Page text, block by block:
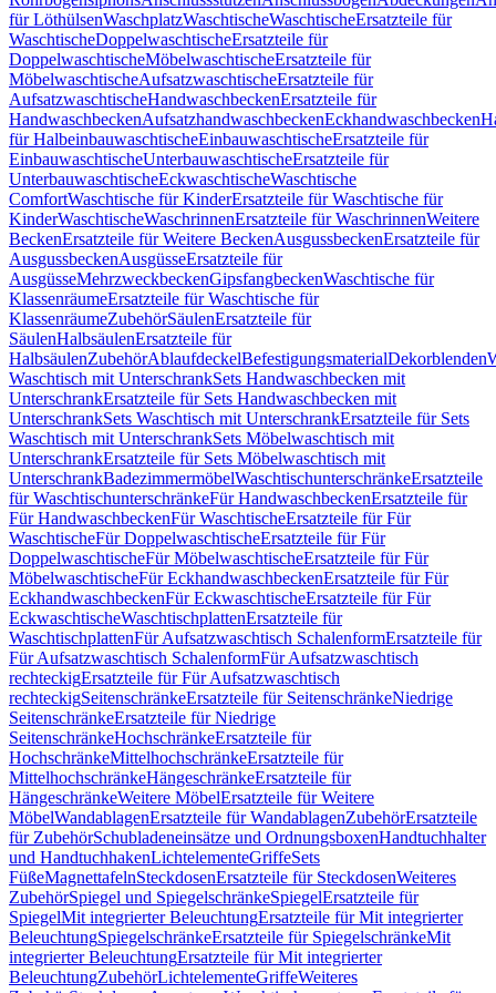
für LöthülsenWaschplatzWaschtischeWaschtischeErsatzteile für
WaschtischeDoppelwaschtischeErsatzteile für
DoppelwaschtischeMöbelwaschtischeErsatzteile für
MöbelwaschtischeAufsatzwaschtischeErsatzteile für
AufsatzwaschtischeHandwaschbeckenErsatzteile für
HandwaschbeckenAufsatzhandwaschbeckenEckhandwaschbecken
für HalbeinbauwaschtischeEinbauwaschtischeErsatzteile für
EinbauwaschtischeUnterbauwaschtischeErsatzteile für
UnterbauwaschtischeEckwaschtischeWaschtische
ComfortWaschtische für KinderErsatzteile für Waschtische für
KinderWaschtischeWaschrinnenErsatzteile für WaschrinnenWeitere
BeckenErsatzteile für Weitere BeckenAusgussbeckenErsatzteile für
AusgussbeckenAusgüsseErsatzteile für
AusgüsseMehrzweckbeckenGipsfangbeckenWaschtische für
KlassenräumeErsatzteile für Waschtische für
KlassenräumeZubehörSäulenErsatzteile für
SäulenHalbsäulenErsatzteile für
HalbsäulenZubehörAblaufdeckelBefestigungsmaterialDekorblenden
Waschtisch mit UnterschrankSets Handwaschbecken mit
UnterschrankErsatzteile für Sets Handwaschbecken mit
UnterschrankSets Waschtisch mit UnterschrankErsatzteile für Sets
Waschtisch mit UnterschrankSets Möbelwaschtisch mit
UnterschrankErsatzteile für Sets Möbelwaschtisch mit
UnterschrankBadezimmermöbelWaschtischunterschränkeErsatzteile
für WaschtischunterschränkeFür HandwaschbeckenErsatzteile für
Für HandwaschbeckenFür WaschtischeErsatzteile für Für
WaschtischeFür DoppelwaschtischeErsatzteile für Für
DoppelwaschtischeFür MöbelwaschtischeErsatzteile für Für
MöbelwaschtischeFür EckhandwaschbeckenErsatzteile für Für
EckhandwaschbeckenFür EckwaschtischeErsatzteile für Für
EckwaschtischeWaschtischplattenErsatzteile für
WaschtischplattenFür Aufsatzwaschtisch SchalenformErsatzteile für
Für Aufsatzwaschtisch SchalenformFür Aufsatzwaschtisch
rechteckigErsatzteile für Für Aufsatzwaschtisch
rechteckigSeitenschränkeErsatzteile für SeitenschränkeNiedrige
SeitenschränkeErsatzteile für Niedrige
SeitenschränkeHochschränkeErsatzteile für
HochschränkeMittelhochschränkeErsatzteile für
MittelhochschränkeHängeschränkeErsatzteile für
HängeschränkeWeitere MöbelErsatzteile für Weitere
MöbelWandablagenErsatzteile für WandablagenZubehörErsatzteile
für ZubehörSchubladeneinsätze und OrdnungsboxenHandtuchhalter
und HandtuchhakenLichtelementeGriffeSets
FüßeMagnettafelnSteckdosenErsatzteile für SteckdosenWeiteres
ZubehörSpiegel und SpiegelschränkeSpiegelErsatzteile für
SpiegelMit integrierter BeleuchtungErsatzteile für Mit integrierter
BeleuchtungSpiegelschränkeErsatzteile für SpiegelschränkeMit
integrierter BeleuchtungErsatzteile für Mit integrierter
BeleuchtungZubehörLichtelementeGriffeWeiteres